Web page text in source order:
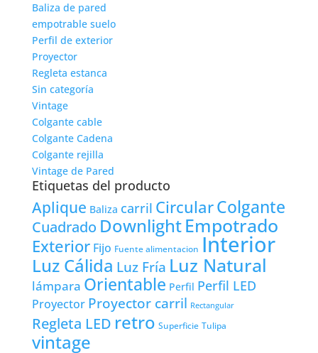
Baliza de pared
empotrable suelo
Perfil de exterior
Proyector
Regleta estanca
Sin categoría
Vintage
Colgante cable
Colgante Cadena
Colgante rejilla
Vintage de Pared
Etiquetas del producto
Aplique Baliza carril CircularColgante
Cuadrado DownlightEmpotrado
Exterior Fijo Fuente alimentacion Interior
Luz Cálida Luz Fría Luz Natural
lámpara Orientable Perfil Perfil LED
Proyector Proyector carril Rectangular
Regleta LED retro Superficie Tulipa
vintage